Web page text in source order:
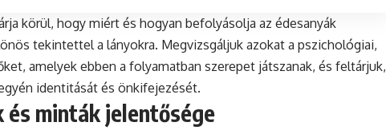
körül, hogy miért és hogyan befolyásolja az édesanyák
tekintettel a lányokra. Megvizsgáljuk azokat a pszichológiai,
amelyek ebben a folyamatban szerepet játszanak, és feltárjuk,
identitását és önkifejezését.
és minták jelentősége